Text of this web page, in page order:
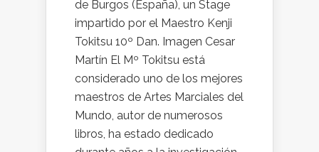
de Burgos (España), un Stage
impartido por el Maestro Kenji
Tokitsu 10º Dan. Imagen Cesar
Martín El Mº Tokitsu está
considerado uno de los mejores
maestros de Artes Marciales del
Mundo, autor de numerosos
libros, ha estado dedicado